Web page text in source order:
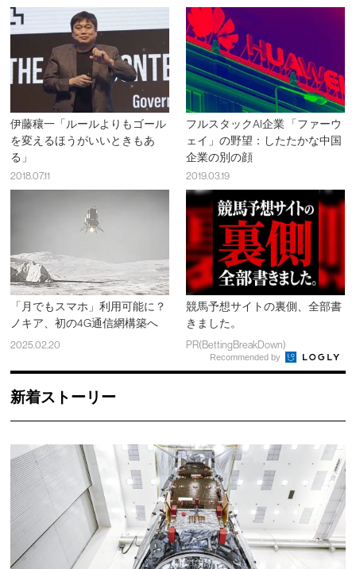
伊藤穰一「ルールよりもゴール
を変えるほうがいいときもあ
る」
2018.07.11
フルスタックAI企業 「ファーウ
ェイ」の野望：したたかな中国
企業の別の顔
2019.03.19
「月でもスマホ」利用可能に？
ノキア、初の4G通信網構築へ
2025.02.20
競馬予想サイトの裏側、全部書
きました。
PR(BettingBreakDown)
Recommended by
新着ストーリー